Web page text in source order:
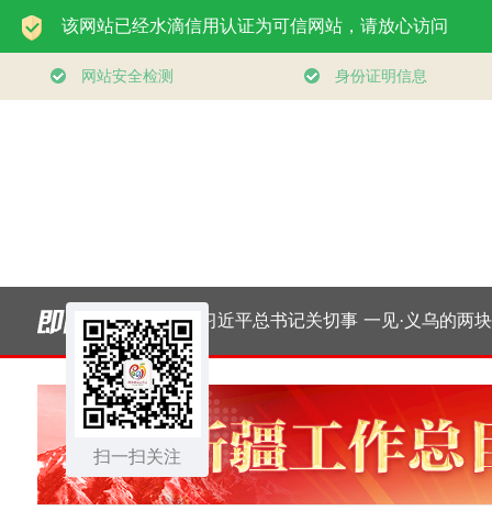
扫一扫关注
制胜丨第五集《东风
浩荡》
习近平总书记关切事
｜实业报国志 接力谱
新篇
一见·义乌的两块“糖